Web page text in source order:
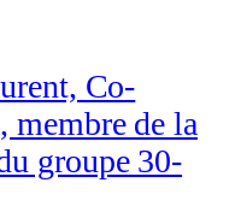
Co-
membre de la
groupe 30-